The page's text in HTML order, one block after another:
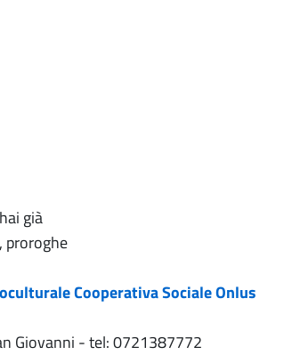
già
proroghe
Cooperativa Sociale Onlus
Giovanni - tel: 0721387772